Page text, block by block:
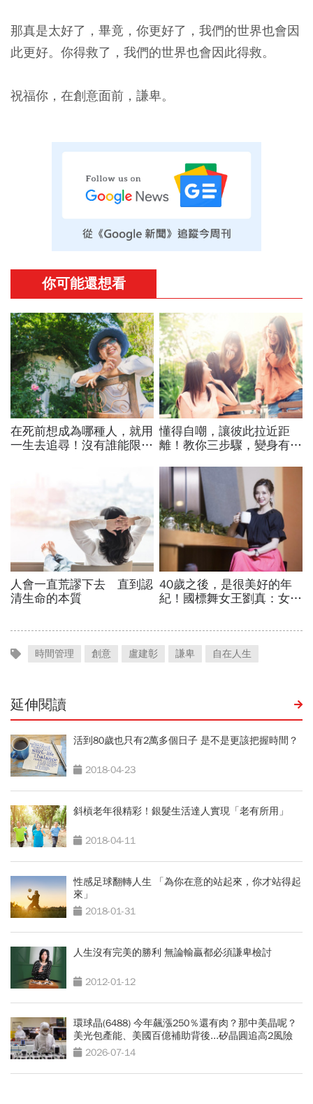
那真是太好了，畢竟，你更好了，我們的世界也會因
此更好。你得救了，我們的世界也會因此得救。
祝福你，在創意面前，謙卑。
時間管理 創意 盧建彰 謙卑 自在人生
延伸閱讀
活到80歲也只有2萬多個日子 是不是更該把握時間？
2018-04-23
斜槓老年很精彩！銀髮生活達人實現「老有所用」
2018-04-11
性感足球翻轉人生 「為你在意的站起來，你才站得起
來」
2018-01-31
人生沒有完美的勝利 無論輸贏都必須謙卑檢討
2012-01-12
環球晶(6488) 今年飆漲250％還有肉？那中美晶呢？
美光包產能、美國百億補助背後...矽晶圓追高2風險
2026-07-14